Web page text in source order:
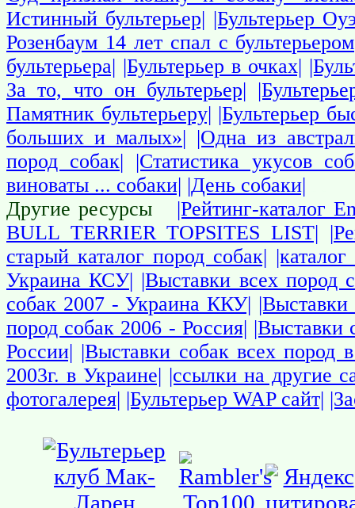
Истинный бультерьер| |Бультерьер
Розенбаум 14 лет спал с
бультерьера| |Бультерьер в очках|
За то, что он бультерьер|
Памятник бультерьеру| |Бультерьер
больших и малых»| |Одна из
пород собак|
|Статистика укусов
виноваты ... собаки| |День собаки|
Другие ресурсы |Рейтинг-каталог
BULL TERRIER TOPSITES LIST|
старый каталог пород собак|
Украина КСУ| |Выставки всех пород
собак 2007 - Украина ККУ|
пород собак 2006 - Россия| |Выставки
России| |Выставки собак всех пород
2003г. в Украине| |ссылки на другие
фотогалерея| |Бультерьер WAP сайт|